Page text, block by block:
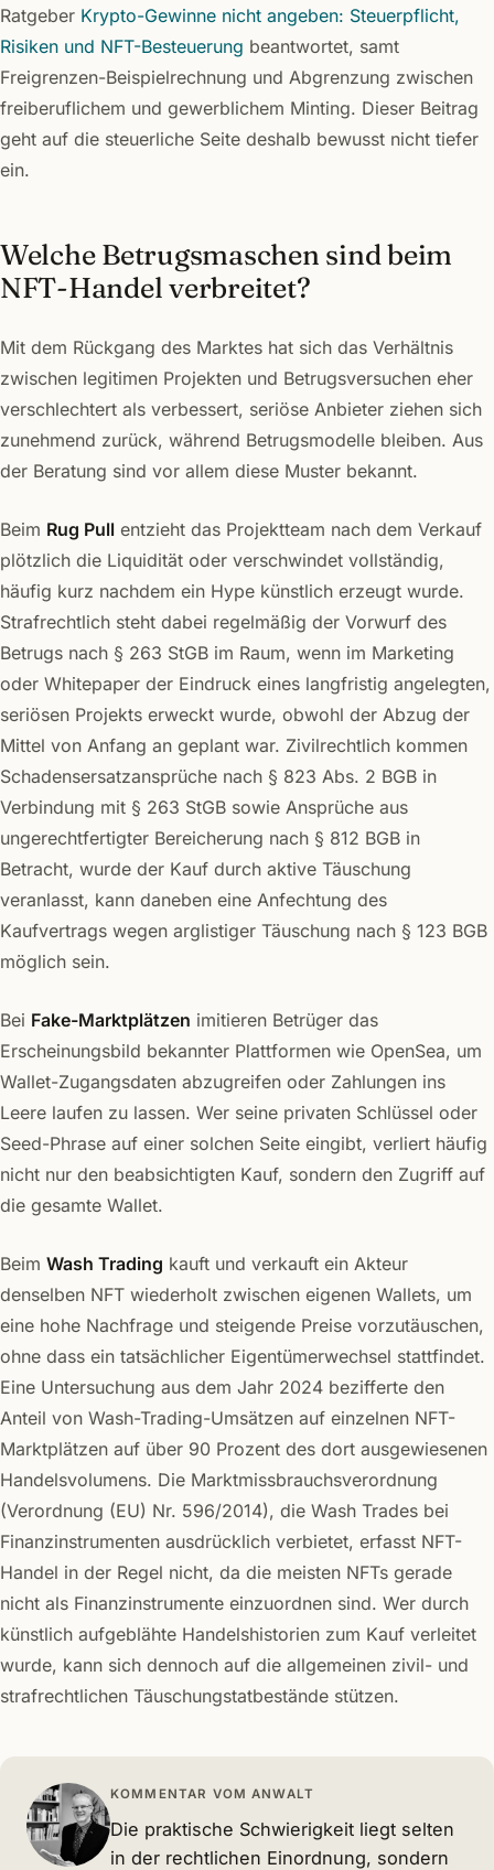
Ratgeber Krypto-Gewinne nicht angeben: Steuerpflicht,
Risiken und NFT-Besteuerung beantwortet, samt
Freigrenzen-Beispielrechnung und Abgrenzung zwischen
freiberuflichem und gewerblichem Minting. Dieser Beitrag
geht auf die steuerliche Seite deshalb bewusst nicht tiefer
ein.
Welche Betrugsmaschen sind beim
NFT-Handel verbreitet?
Mit dem Rückgang des Marktes hat sich das Verhältnis
zwischen legitimen Projekten und Betrugsversuchen eher
verschlechtert als verbessert, seriöse Anbieter ziehen sich
zunehmend zurück, während Betrugsmodelle bleiben. Aus
der Beratung sind vor allem diese Muster bekannt.
Beim Rug Pull entzieht das Projektteam nach dem Verkauf
plötzlich die Liquidität oder verschwindet vollständig,
häufig kurz nachdem ein Hype künstlich erzeugt wurde.
Strafrechtlich steht dabei regelmäßig der Vorwurf des
Betrugs nach § 263 StGB im Raum, wenn im Marketing
oder Whitepaper der Eindruck eines langfristig angelegten,
seriösen Projekts erweckt wurde, obwohl der Abzug der
Mittel von Anfang an geplant war. Zivilrechtlich kommen
Schadensersatzansprüche nach § 823 Abs. 2 BGB in
Verbindung mit § 263 StGB sowie Ansprüche aus
ungerechtfertigter Bereicherung nach § 812 BGB in
Betracht, wurde der Kauf durch aktive Täuschung
veranlasst, kann daneben eine Anfechtung des
Kaufvertrags wegen arglistiger Täuschung nach § 123 BGB
möglich sein.
Bei Fake-Marktplätzen imitieren Betrüger das
Erscheinungsbild bekannter Plattformen wie OpenSea, um
Wallet-Zugangsdaten abzugreifen oder Zahlungen ins
Leere laufen zu lassen. Wer seine privaten Schlüssel oder
Seed-Phrase auf einer solchen Seite eingibt, verliert häufig
nicht nur den beabsichtigten Kauf, sondern den Zugriff auf
die gesamte Wallet.
Beim Wash Trading kauft und verkauft ein Akteur
denselben NFT wiederholt zwischen eigenen Wallets, um
eine hohe Nachfrage und steigende Preise vorzutäuschen,
ohne dass ein tatsächlicher Eigentümerwechsel stattfindet.
Eine Untersuchung aus dem Jahr 2024 bezifferte den
Anteil von Wash-Trading-Umsätzen auf einzelnen NFT-
Marktplätzen auf über 90 Prozent des dort ausgewiesenen
Handelsvolumens. Die Marktmissbrauchsverordnung
(Verordnung (EU) Nr. 596/2014), die Wash Trades bei
Finanzinstrumenten ausdrücklich verbietet, erfasst NFT-
Handel in der Regel nicht, da die meisten NFTs gerade
nicht als Finanzinstrumente einzuordnen sind. Wer durch
künstlich aufgeblähte Handelshistorien zum Kauf verleitet
wurde, kann sich dennoch auf die allgemeinen zivil- und
strafrechtlichen Täuschungstatbestände stützen.
KOMMENTAR VOM ANWALT
Die praktische Schwierigkeit liegt selten
in der rechtlichen Einordnung, sondern